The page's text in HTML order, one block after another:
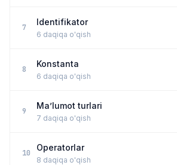
7
Identifikator
6 daqiqa o'qish
8
Konstanta
6 daqiqa o'qish
9
Ma’lumot turlari
7 daqiqa o'qish
10
Operatorlar
8 daqiqa o'qish